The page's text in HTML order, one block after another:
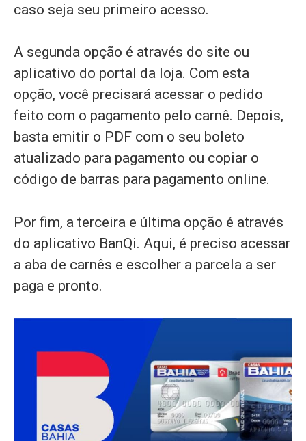
caso seja seu primeiro acesso.
A segunda opção é através do site ou
aplicativo do portal da loja. Com esta
opção, você precisará acessar o pedido
feito com o pagamento pelo carnê. Depois,
basta emitir o PDF com o seu boleto
atualizado para pagamento ou copiar o
código de barras para pagamento online.
Por fim, a terceira e última opção é através
do aplicativo BanQi. Aqui, é preciso acessar
a aba de carnês e escolher a parcela a ser
paga e pronto.